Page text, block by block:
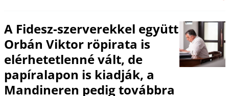
A Fidesz-szerverekkel együtt
Orbán Viktor röpirata is
elérhetetlenné vált, de
papíralapon is kiadják, a
Mandineren pedig továbbra